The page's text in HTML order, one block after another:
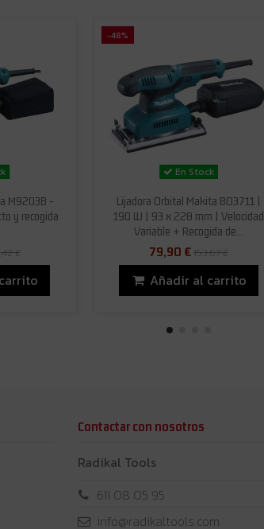
M9203B -
y recogida
€
-48%
En Stock
Lijadora Orbital Makita BO3711 |
190 W | 93 x 228 mm | Velocidad
Variable + Recogida de...
79,90 €153,67 €
Añadir al carrito
Contactar con nosotros
Radikal Tools
611 08 05 95
info@radikaltools.com